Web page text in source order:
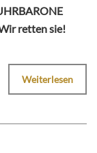
retten sie!
Weiterlesen